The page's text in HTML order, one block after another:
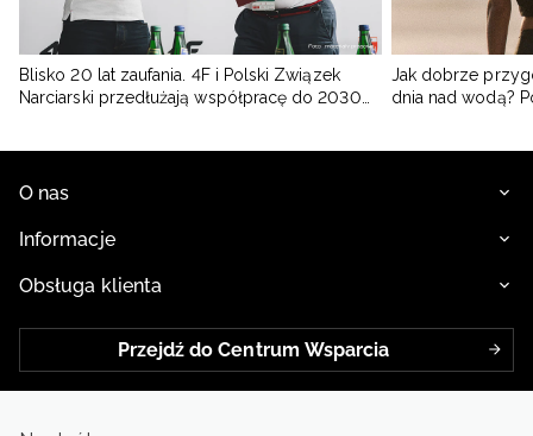
Blisko 20 lat zaufania. 4F i Polski Związek
Narciarski przedłużają współpracę do 2030
Jak dobrze
dnia nad wodą?
O nas
Informacje
Obsługa klienta
Przejdź do Centrum Wsparcia